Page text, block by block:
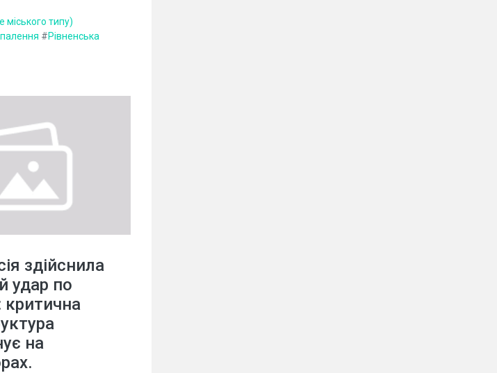
міського типу)
#Рівненська
здійснила
удар по
критична
на